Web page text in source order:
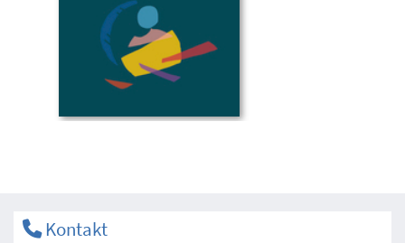
Kontakt